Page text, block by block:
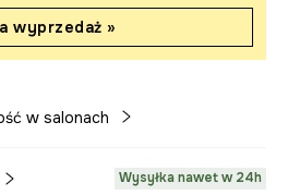
wyprzedaż »
w salonach
Wysyłka nawet w 24h